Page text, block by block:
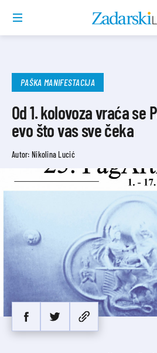
PAŠKA MANIFESTACIJA
Od 1. kolovoza vraća se
evo što vas sve čeka
Autor: Nikolina Lucić